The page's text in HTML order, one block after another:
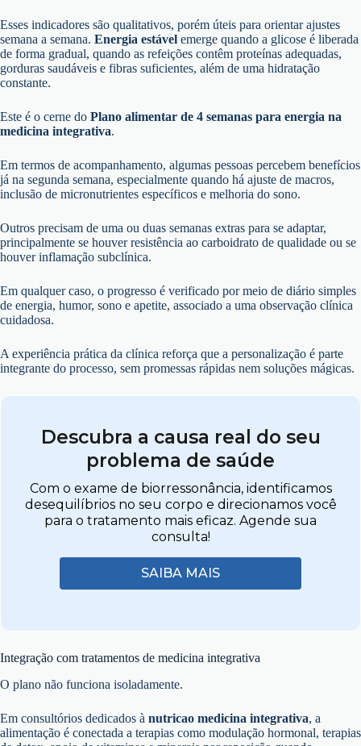
Esses indicadores são qualitativos, porém úteis para orientar ajustes
semana a semana. Energia estável emerge quando a glicose é liberada
de forma gradual, quando as refeições contêm proteínas adequadas,
gorduras saudáveis e fibras suficientes, além de uma hidratação
constante.
Este é o cerne do Plano alimentar de 4 semanas para energia na
medicina integrativa.
Em termos de acompanhamento, algumas pessoas percebem benefícios
já na segunda semana, especialmente quando há ajuste de macros,
inclusão de micronutrientes específicos e melhoria do sono.
Outros precisam de uma ou duas semanas extras para se adaptar,
principalmente se houver resistência ao carboidrato de qualidade ou se
houver inflamação subclínica.
Em qualquer caso, o progresso é verificado por meio de diário simples
de energia, humor, sono e apetite, associado a uma observação clínica
cuidadosa.
A experiência prática da clínica reforça que a personalização é parte
integrante do processo, sem promessas rápidas nem soluções mágicas.
Descubra a causa real do seu
problema de saúde
Com o exame de biorressonância, identificamos
desequilíbrios no seu corpo e direcionamos você
para o tratamento mais eficaz. Agende sua
consulta!
SAIBA MAIS
Integração com tratamentos de medicina integrativa
O plano não funciona isoladamente.
Em consultórios dedicados à nutricao medicina integrativa, a
alimentação é conectada a terapias como modulação hormonal, terapias